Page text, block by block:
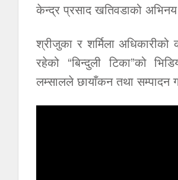
केन्द्र प्रसाद खतिवडाको
श्रीजुका र शर्मिला अधिकारीको
रहेको “बिन्दुली टिका”को
लम्सालले छायाँकन तथा सम्पादन